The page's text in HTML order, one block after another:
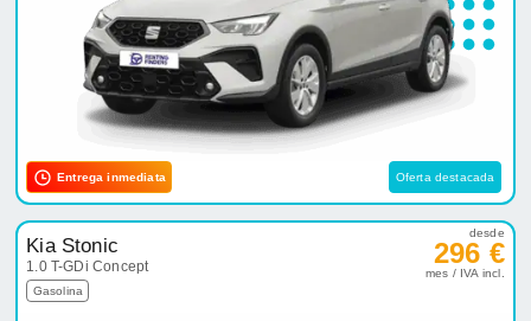
Entrega inmediata Oferta destacada
Kia Stonic
1.0 T-GDi Concept
Gasolina
desde
296 €
mes / IVA incl.